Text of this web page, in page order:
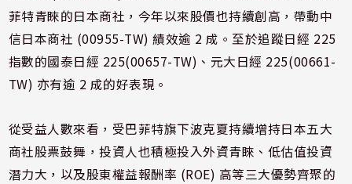
菲特青睞的日本商社，今年以來股價也持續創高，帶動中
信日本商社 (00955-TW) 績效逾 2 成。至於追蹤日經 225
指數的國泰日經 225(00657-TW)、元大日經 225(00661-
TW) 亦有逾 2 成的好表現。
從受益人數來看，受巴菲特旗下波克夏持續增持日本五大
商社股票鼓舞，投資人也積極投入外資青睞、低估值投資
潛力大，以及股東權益報酬率 (ROE) 高等三大優勢齊聚的